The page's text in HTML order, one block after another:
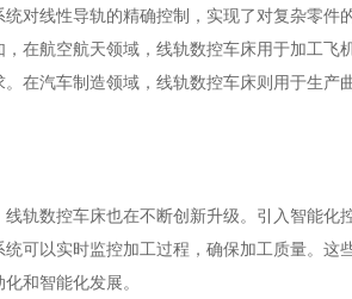
线性导轨的精确控制，实现了对复杂零件
在航空航天领域，线轨数控车床用于加工
在汽车制造领域，线轨数控车床则用于生产
数控车床也在不断创新升级。引入智能化
可以实时监控加工过程，确保加工质量。
和智能化发展。